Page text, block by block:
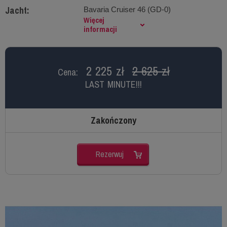
Jacht: Bavaria Cruiser 46 (GD-0)
Więcej
informacji
Cena: 2 225 zł 2 625 zł
LAST MINUTE!!!
Zakończony
Rezerwuj